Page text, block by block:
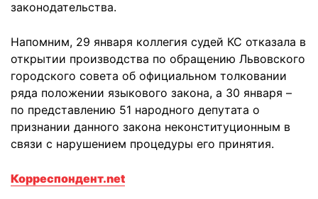
законодательства.
Напомним, 29 января коллегия судей КС отказала в
открытии производства по обращению Львовского
городского совета об официальном толковании
ряда положении языкового закона, а 30 января –
по представлению 51 народного депутата о
признании данного закона неконституционным в
связи с нарушением процедуры его принятия.
Корреспондент.net